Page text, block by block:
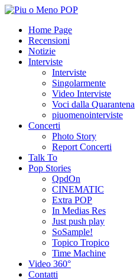
Home Page
Recensioni
Notizie
Interviste
Interviste
Singolarmente
Video Interviste
Voci dalla Quarantena
piuomenointerviste
Concerti
Photo Story
Report Concerti
Talk To
Pop Stories
QpdOn
CINEMATIC
Extra POP
In Medias Res
Just push play
SoSample!
Topico Tropico
Time Machine
Video 360°
Contatti